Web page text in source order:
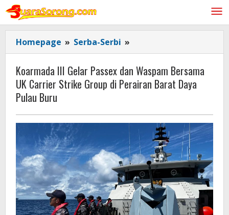
Lewati
konten
Homepage » Serba-Serbi »
III
Gelar
Passex
dan
Bersama
UK
Carrier
Strike
Group
di
Perairan
Barat
Koarmada III Gelar Passex dan Waspam Bersama
UK Carrier Strike Group di Perairan Barat Daya
Pulau Buru